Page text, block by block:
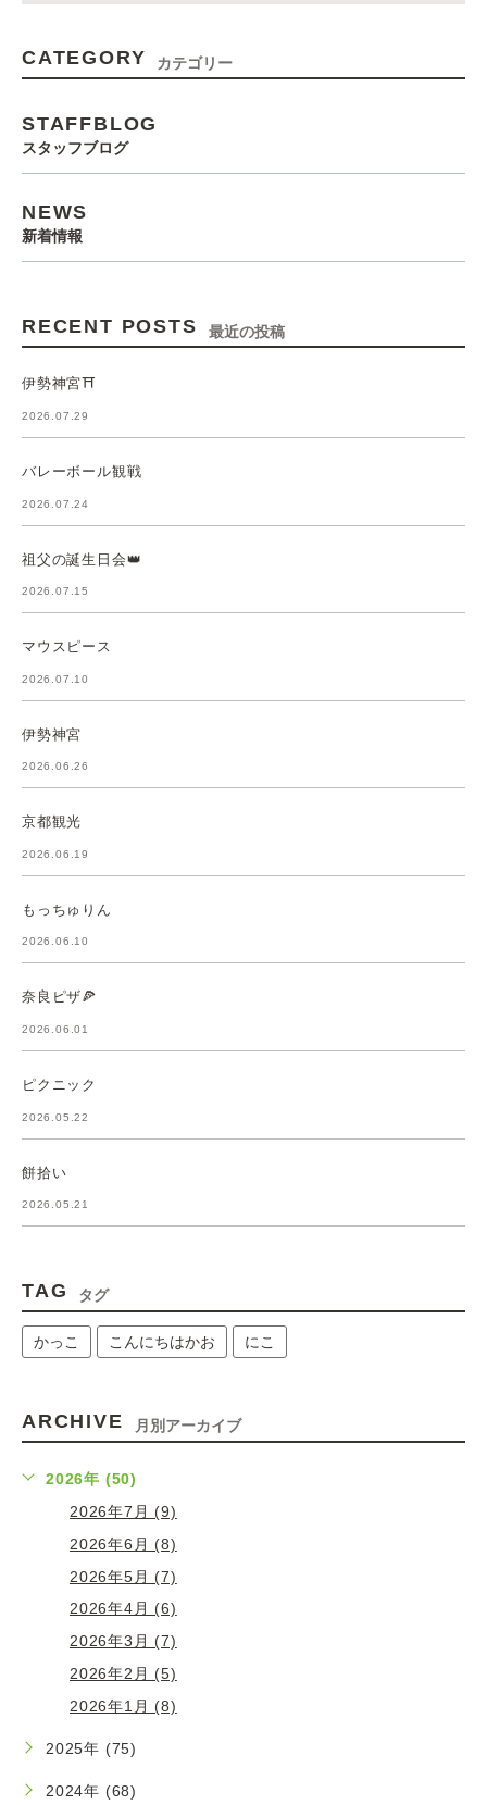
CATEGORY カテゴリー
STAFFBLOG
スタッフブログ
NEWS
新着情報
RECENT POSTS 最近の投稿
伊勢神宮⛩️
2026.07.29
バレーボール観戦
2026.07.24
祖父の誕生日会👑
2026.07.15
マウスピース
2026.07.10
伊勢神宮
2026.06.26
京都観光
2026.06.19
もっちゅりん
2026.06.10
奈良ピザ🍕
2026.06.01
ピクニック
2026.05.22
餅拾い
2026.05.21
TAG タグ
かっこ こんにちはかお にこ
ARCHIVE 月別アーカイブ
2026年 (50)
2026年7月 (9)
2026年6月 (8)
2026年5月 (7)
2026年4月 (6)
2026年3月 (7)
2026年2月 (5)
2026年1月 (8)
2025年 (75)
2024年 (68)